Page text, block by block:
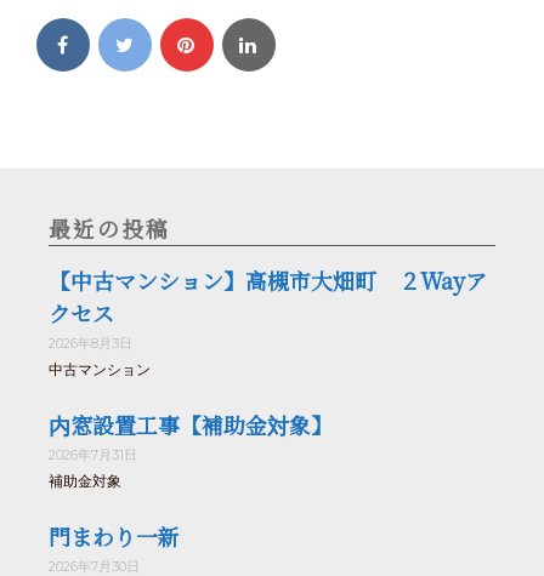
最近の投稿
【中古マンション】高槻市大畑町 ２Wayア
クセス
2026年8月3日
中古マンション
内窓設置工事【補助金対象】
2026年7月31日
補助金対象
門まわり一新
2026年7月30日